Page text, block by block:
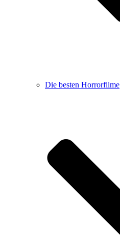
Die besten Horrorfilme